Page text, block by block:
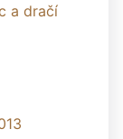
a dračí